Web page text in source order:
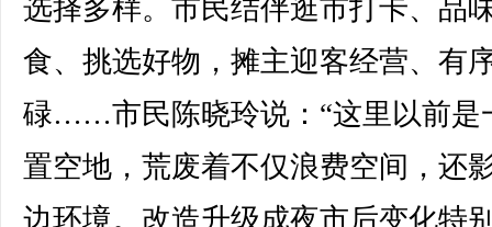
选择多样。市民结伴逛市打卡、品
食、挑选好物，摊主迎客经营、有
碌……市民陈晓玲说：“这里以前是
置空地，荒废着不仅浪费空间，还
边环境。改造升级成夜市后变化特